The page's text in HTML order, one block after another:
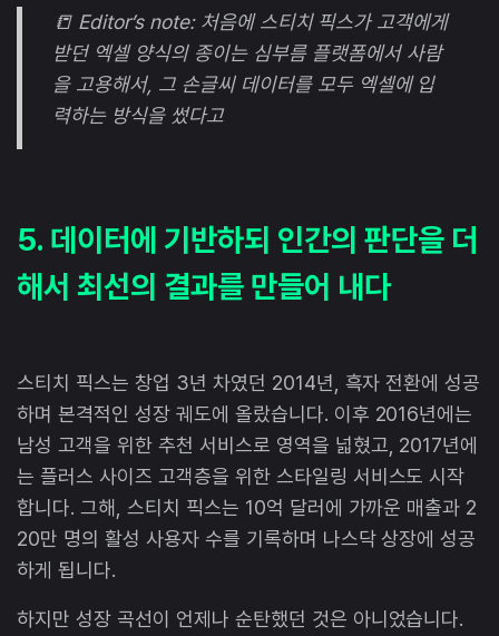
📒 Editor’s note: 처음에 스티치 픽스가 고객에게
받던 엑셀 양식의 종이는 심부름 플랫폼에서 사람
을 고용해서, 그 손글씨 데이터를 모두 엑셀에 입
력하는 방식을 썼다고
5. 데이터에 기반하되 인간의 판단을 더
해서 최선의 결과를 만들어 내다
스티치 픽스는 창업 3년 차였던 2014년, 흑자 전환에 성공
하며 본격적인 성장 궤도에 올랐습니다. 이후 2016년에는
남성 고객을 위한 추천 서비스로 영역을 넓혔고, 2017년에
는 플러스 사이즈 고객층을 위한 스타일링 서비스도 시작
합니다. 그해, 스티치 픽스는 10억 달러에 가까운 매출과 2
20만 명의 활성 사용자 수를 기록하며 나스닥 상장에 성공
하게 됩니다.
하지만 성장 곡선이 언제나 순탄했던 것은 아니었습니다.